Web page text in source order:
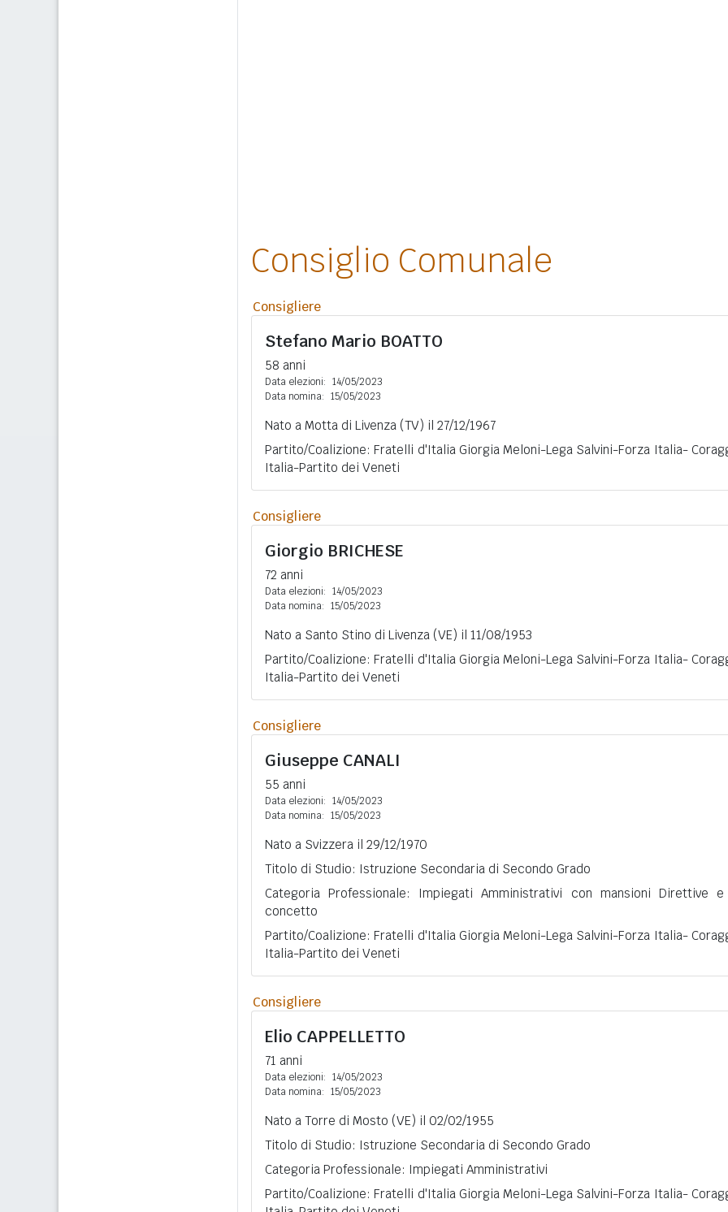
Consiglio Comunale
Consigliere
Stefano Mario BOATTO
58 anni
Data elezioni: 14/05/2023
Data nomina: 15/05/2023
Nato a Motta di Livenza (TV) il 27/12/1967
Partito/Coalizione: Fratelli d'Italia Giorgia Meloni-Lega Salvini-Forza Italia-
Italia-Partito dei Veneti
Consigliere
Giorgio BRICHESE
72 anni
Data elezioni: 14/05/2023
Data nomina: 15/05/2023
Nato a Santo Stino di Livenza (VE) il 11/08/1953
Partito/Coalizione: Fratelli d'Italia Giorgia Meloni-Lega Salvini-Forza Italia-
Italia-Partito dei Veneti
Consigliere
Giuseppe CANALI
55 anni
Data elezioni: 14/05/2023
Data nomina: 15/05/2023
Nato a Svizzera il 29/12/1970
Titolo di Studio: Istruzione Secondaria di Secondo Grado
Categoria Professionale: Impiegati Amministrativi con mansioni Direttive
concetto
Partito/Coalizione: Fratelli d'Italia Giorgia Meloni-Lega Salvini-Forza Italia-
Italia-Partito dei Veneti
Consigliere
Elio CAPPELLETTO
71 anni
Data elezioni: 14/05/2023
Data nomina: 15/05/2023
Nato a Torre di Mosto (VE) il 02/02/1955
Titolo di Studio: Istruzione Secondaria di Secondo Grado
Categoria Professionale: Impiegati Amministrativi
Partito/Coalizione: Fratelli d'Italia Giorgia Meloni-Lega Salvini-Forza Italia-